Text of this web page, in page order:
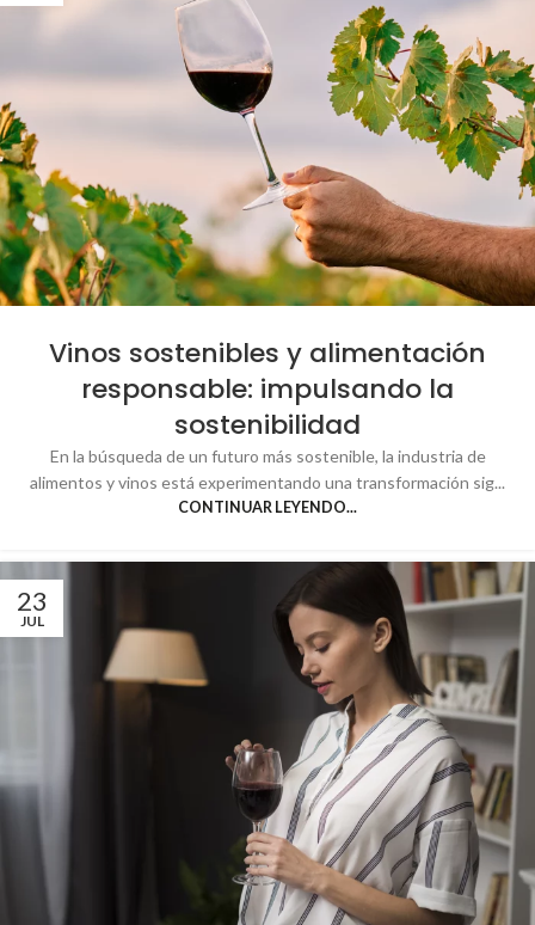
Vinos sostenibles y alimentación
responsable: impulsando la
sostenibilidad
En la búsqueda de un futuro más sostenible, la industria de
alimentos y vinos está experimentando una transformación sig...
CONTINUAR LEYENDO...
23
JUL